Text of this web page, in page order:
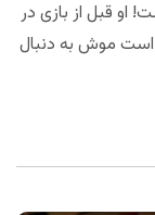
او قبل از بازی در
است موش‌ به دنبال